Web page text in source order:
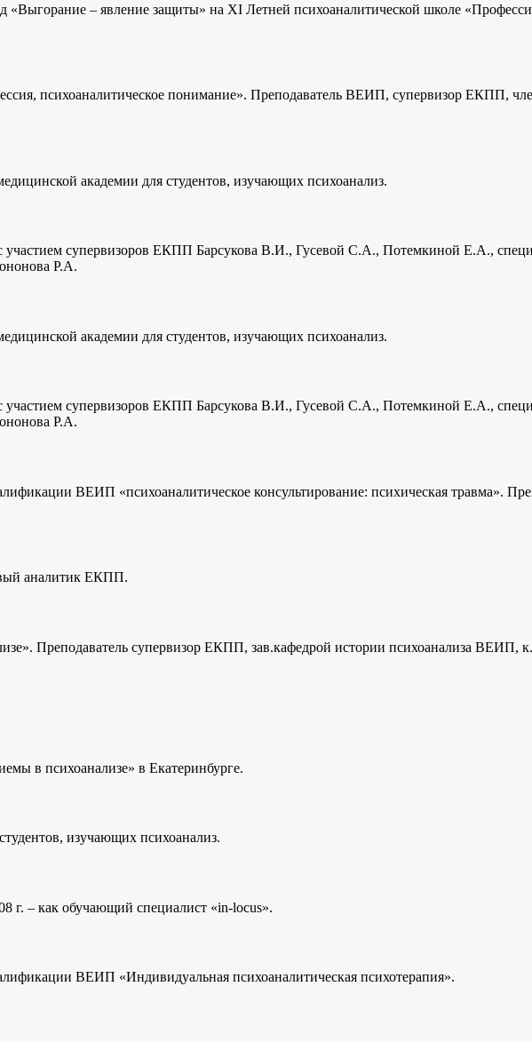
«Выгорание – явление защиты» на XI Летней психоаналитической школе
психоаналитическое понимание». Преподаватель ВЕИП, супервизор ЕКПП,
академии для студентов, изучающих психоанализ.
с участием супервизоров ЕКПП Барсукова В.И., Гусевой С.А., Потемкиной Е.А.,
Р.А.
академии для студентов, изучающих психоанализ.
с участием супервизоров ЕКПП Барсукова В.И., Гусевой С.А., Потемкиной Е.А.,
Р.А.
ВЕИП «психоаналитическое консультирование: психическая травма».
аналитик ЕКПП.
Преподаватель супервизор ЕКПП, зав.кафедрой истории психоанализа ВЕИП,
в психоанализе» в Екатеринбурге.
изучающих психоанализ.
г. – как обучающий специалист «in-locus».
ВЕИП «Индивидуальная психоаналитическая психотерапия».